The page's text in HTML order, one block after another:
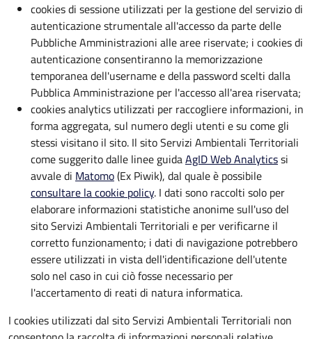
cookies di sessione utilizzati per la gestione del servizio di
autenticazione strumentale all'accesso da parte delle
Pubbliche Amministrazioni alle aree riservate; i cookies di
autenticazione consentiranno la memorizzazione
temporanea dell'username e della password scelti dalla
Pubblica Amministrazione per l'accesso all'area riservata;
cookies analytics utilizzati per raccogliere informazioni, in
forma aggregata, sul numero degli utenti e su come gli
stessi visitano il sito. Il sito Servizi Ambientali Territoriali
come suggerito dalle linee guidaAgID Web Analyticssi
avvale di Matomo(Ex Piwik), dal quale è possibile
consultare la cookie policy. I dati sono raccolti solo per
elaborare informazioni statistiche anonime sull'uso del
sito Servizi Ambientali Territoriali e per verificarne il
corretto funzionamento; i dati di navigazione potrebbero
essere utilizzati in vista dell'identificazione dell'utente
solo nel caso in cui ciò fosse necessario per
l'accertamento di reati di natura informatica.
I cookies utilizzati dal sito Servizi Ambientali Territoriali non